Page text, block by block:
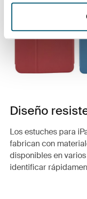
Diseño
Los estuches para
fabrican con
disponibles en
identificar